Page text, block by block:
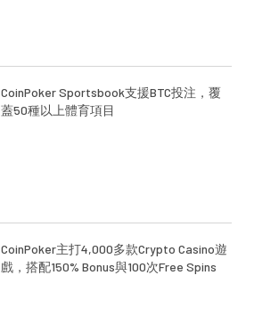
CoinPoker Sportsbook支援BTC投注，覆
蓋50種以上體育項目
CoinPoker主打4,000多款Crypto Casino遊
戲，搭配150% Bonus與100次Free Spins